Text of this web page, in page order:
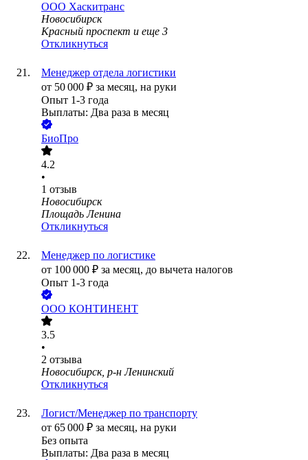
ООО Хаскитранс
Новосибирск
Красный проспект и еще 3
Откликнуться
Менеджер отдела логистики
от 50 000 ₽ за месяц, на руки
Опыт 1-3 года
Выплаты: Два раза в месяц
БиоПро
4.2
•
1 отзыв
Новосибирск
Площадь Ленина
Откликнуться
Менеджер по логистике
от 100 000 ₽ за месяц, до вычета налогов
Опыт 1-3 года
ООО КОНТИНЕНТ
3.5
•
2 отзыва
Новосибирск, р-н Ленинский
Откликнуться
Логист/Менеджер по транспорту
от 65 000 ₽ за месяц, на руки
Без опыта
Выплаты: Два раза в месяц